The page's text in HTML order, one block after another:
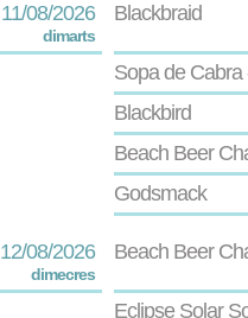
11/08/2026
dimarts
Blackbraid
Sopa de Cabra
Blackbird
Beach Beer
Godsmack
12/08/2026
dimecres
Beach Beer
Eclipse Solar